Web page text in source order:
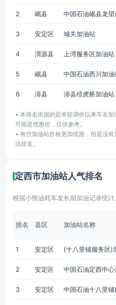
2 岷县 中国石油岷县龙
3 安定区 城关加油站
4 渭源县 上湾服务区加油站
5 岷县 中国石油西川加油
6 漳县 漳县殪虎桥加油站
• 本排名依据的是本轮调价以来车友
可能是优惠价，仅供参考。
• 有些加油站价格更加优惠，但是没
法排名。
定西市加油站人气排名
根据小熊油耗车友长期加油记录统计
排名 县区 加油站名称
1 安定区 (十八里铺服务区)
2 安定区 中国石油定西中
3 安定区 中国石油十八里